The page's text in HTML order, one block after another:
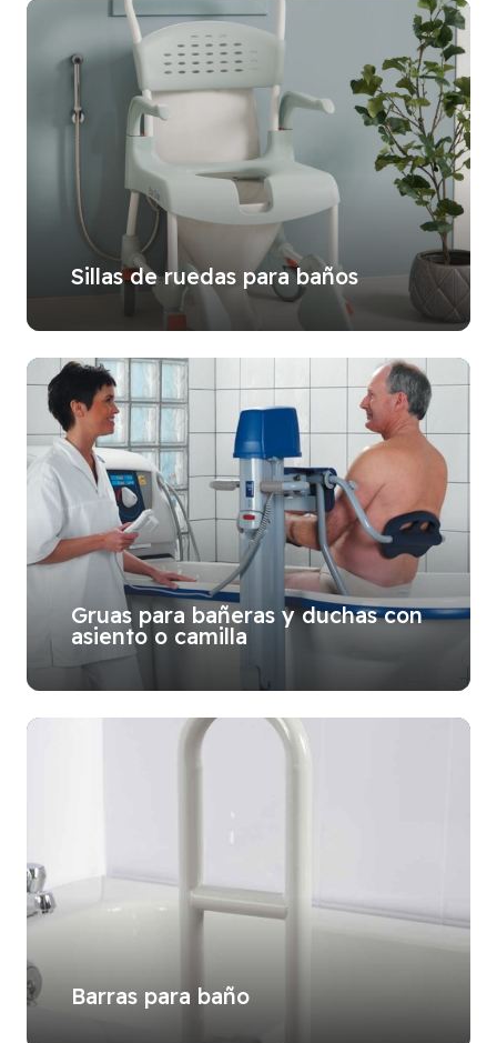
Sillas de ruedas para baños
Gruas para bañeras y duchas con
asiento o camilla
Barras para baño